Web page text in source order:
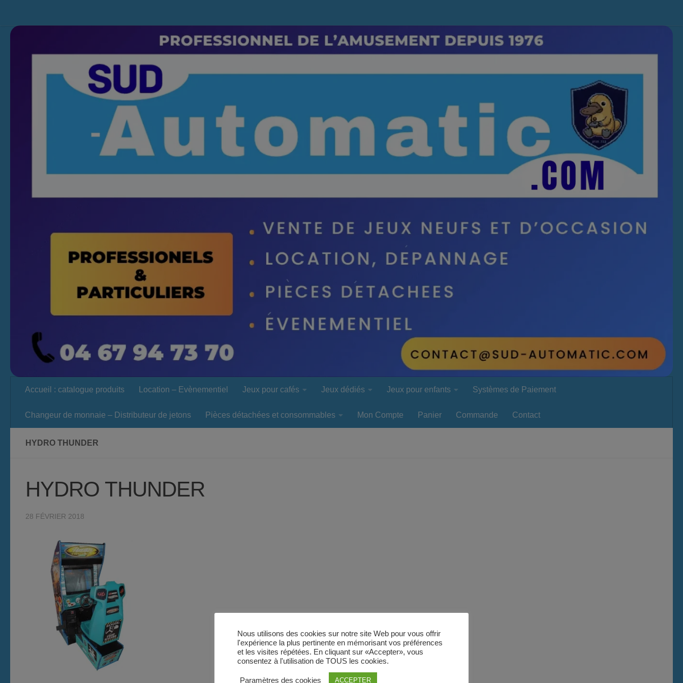
Accueil : catalogue produits Location – Evènementiel Jeux pour cafés Jeux dédiés Jeux pour enfants Systèmes de Paiement
Changeur de monnaie – Distributeur de jetons Pièces détachées et consommables Mon Compte Panier Commande Contact
HYDRO THUNDER
HYDRO THUNDER
28 FÉVRIER 2018
Nous utilisons des cookies sur notre site Web pour vous offrir
l'expérience la plus pertinente en mémorisant vos préférences
et les visites répétées. En cliquant sur «Accepter», vous
consentez à l'utilisation de TOUS les cookies.
Paramètres des cookies ACCEPTER